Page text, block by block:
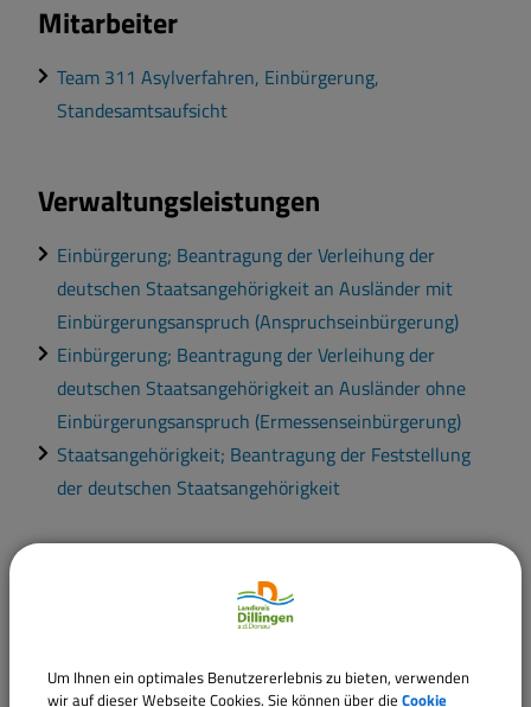
Mitarbeiter
Team 311 Asylverfahren, Einbürgerung,
Standesamtsaufsicht
Verwaltungsleistungen
Einbürgerung; Beantragung der Verleihung der
deutschen Staatsangehörigkeit an Ausländer mit
Einbürgerungsanspruch (Anspruchseinbürgerung)
Einbürgerung; Beantragung der Verleihung der
deutschen Staatsangehörigkeit an Ausländer ohne
Einbürgerungsanspruch (Ermessenseinbürgerung)
Staatsangehörigkeit; Beantragung der Feststellung
der deutschen Staatsangehörigkeit
Um Ihnen ein optimales Benutzererlebnis zu bieten, verwenden
wir auf dieser Webseite Cookies. Sie können über die Cookie